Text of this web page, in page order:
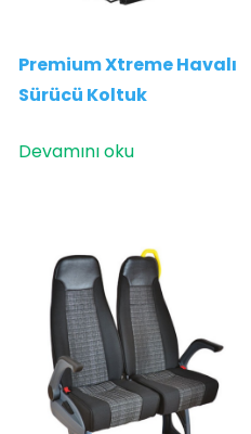
Premium Xtreme Havalı
Sürücü Koltuk
Devamını oku